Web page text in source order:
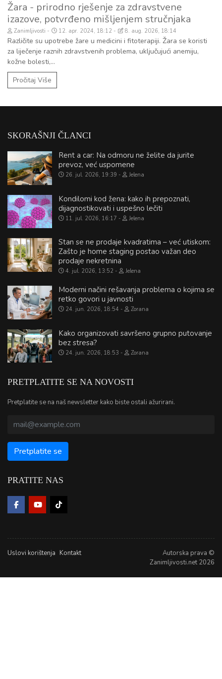
Žara - prirodno rješenje za zdravstvene
izazove, potvrđeno mišljenjem stručnjaka
Zanimljivosti 12. apr. 2024, 18:12 8. aug. 2026, 18:14
Različite su upotrebe žare u medicini i fitoterapiji. Žara se koristi
za liječenje raznih zdravstvenih problema, uključujući anemiju,
kožne bolesti,...
Pročitaj Više
SKORAŠNJI ČLANCI
Rent a car: Na odmoru ne želite da jurite
prevoz, već uspomene
26. jul. 2026, 19:39 Jelena
Kondilomi kod žena: kako ih prepoznati,
dijagnostikovati i uspešno lečiti
11. jul. 2026, 16:17 Jelena
Stan se ne prodaje kvadratima – već utiskom:
Zašto je home staging postao važan deo
prodaje nekretnina
4. jul. 2026, 13:52 Jelena
Moderni načini rešavanja problema o kojima se
retko govori u javnosti
24. jun. 2026, 18:54 Zorana
Kako organizovati savršeno grupno putovanje
bez stresa?
24. jun. 2026, 18:53 Zorana
PRETPLATITE SE NA NOVOSTI
Pretplatite se na naš newsletter kako biste ostali ažurirani.
PRATITE NAS
Uslovi korištenja Kontakt
Autorska prava ©
Zanimljivosti.net 2026